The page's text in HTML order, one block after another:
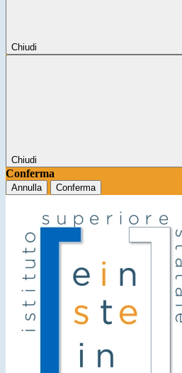
Chiudi
Chiudi
Conferma
Annulla Conferma